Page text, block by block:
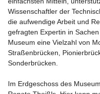
Wissenschaftler der
die aufwendige Arbeit und
gefragten Expertin in
Museum eine Vielzahl von
Straßenbrücken,
Sonderbrücken.
Im Erdgeschoss des